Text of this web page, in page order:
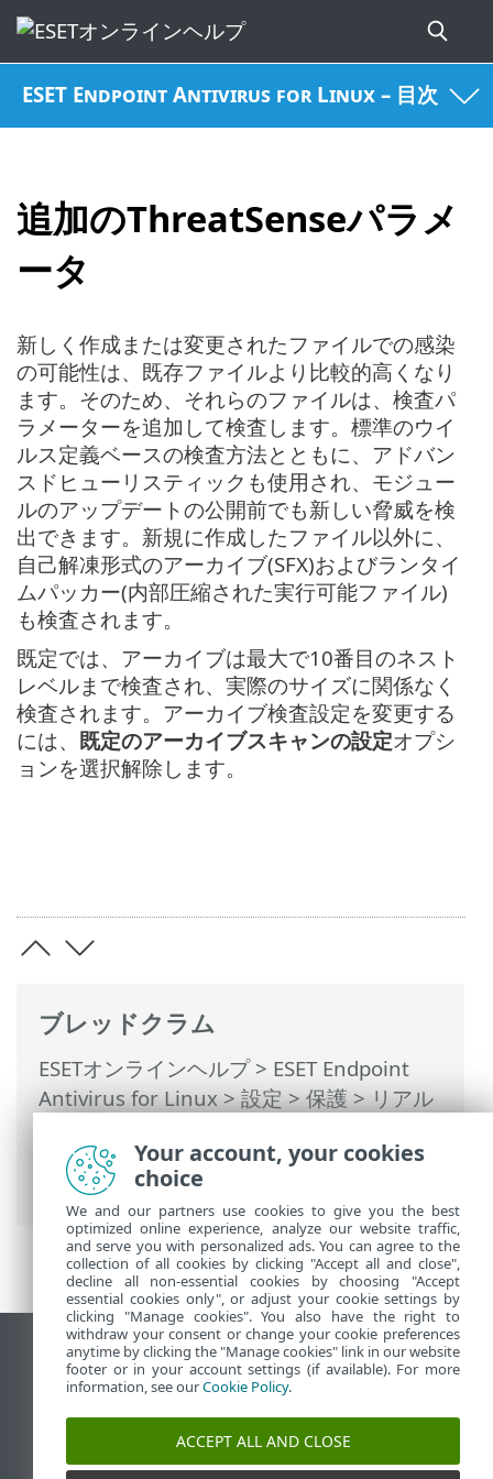
ESET Endpoint Antivirus for Linux – 目次
追加のThreatSenseパラメ
ータ
ブレッドクラム
ESETオンラインヘルプ> ESET Endpoint
Antivirus for Linux>設定>保護>リアル
ThreatSenseパラメーター > 追加の
ThreatSenseパラメータ
新しく作成または変更されたファイルでの感染
の可能性は、既存ファイルより比較的高くなり
ます。そのため、それらのファイルは、検査パ
ラメーターを追加して検査します。標準のウイ
ルス定義ベースの検査方法とともに、アドバン
スドヒューリスティックも使用され、モジュー
ルのアップデートの公開前でも新しい脅威を検
出できます。新規に作成したファイル以外に、
自己解凍形式のアーカイブ(SFX)およびランタイ
ムパッカー(内部圧縮された実行可能ファイル)
も検査されます。
既定では、アーカイブは最大で10番目のネスト
レベルまで検査され、実際のサイズに関係なく
検査されます。アーカイブ検査設定を変更する
には、 既定のアーカイブスキャンの設定オプシ
ョンを選択解除します。
デスクトップサイトの表示
End of Life
ESETナレッジベース
ESETフォーラム
Your account, your cookies
choice
We and our partners use cookies to give you the best
optimized online experience, analyze our website traffic,
and serve you with personalized ads. You can agree to the
collection of all cookies by clicking "Accept all and close",
decline all non-essential cookies by choosing "Accept
essential cookies only", or adjust your cookie settings by
clicking "Manage cookies". You also have the right to
withdraw your consent or change your cookie preferences
anytime by clicking the "Manage cookies" link in our website
footer or in your account settings (if available). For more
information, see ourCookie Policy.
ACCEPT ALL AND CLOSE